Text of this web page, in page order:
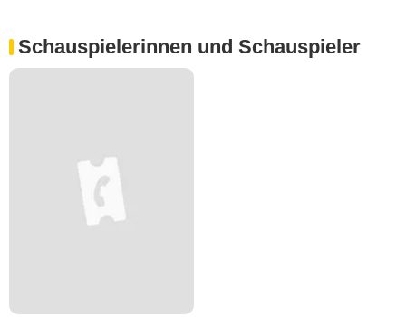
Schauspielerinnen und Schauspieler